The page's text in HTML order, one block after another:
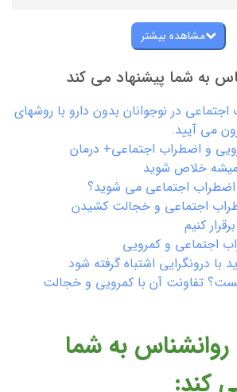
مشاهده بیشتر
به شما پیشنهاد می کند
اجتماعی در نوجوانان بدون دارو با روشهای
می آیید.
خلاص شوید
اضطراب اجتماعی می شوید؟
اجتماعی و خجالت کشیدن
کنیم
اجتماعی و کمرویی
با درونگرایی اشتباه گرفته شود
تفاونت آن با کمرویی و خجالت
روانشناس به شما
کند: